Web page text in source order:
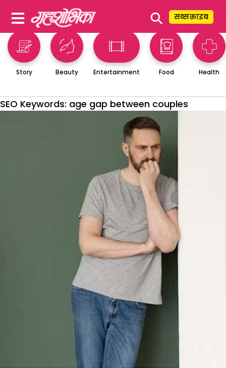
⚲ सब्सक्राइब
Story Beauty Entertainment Food Health
SEO Keywords: age gap between couples